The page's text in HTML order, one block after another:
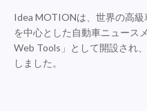
Idea MOTIONは、世界の高
を中心とした自動車ニュース
Web Tools」として開設され
しました。